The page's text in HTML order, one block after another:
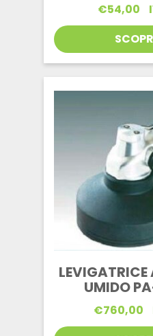
€54,00
LEVIGATRICE
UMIDO
€760,00